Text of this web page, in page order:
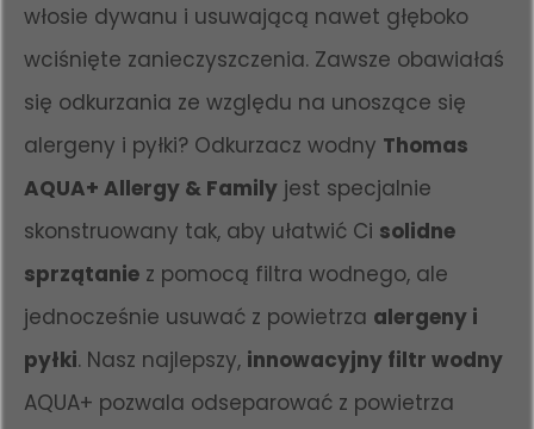
włosie dywanu i usuwającą nawet głęboko
wciśnięte zanieczyszczenia. Zawsze obawiałaś
się odkurzania ze względu na unoszące się
alergeny i pyłki? Odkurzacz wodny Thomas
AQUA+ Allergy & Family jest specjalnie
skonstruowany tak, aby ułatwić Ci solidne
sprzątanie z pomocą filtra wodnego, ale
jednocześnie usuwać z powietrza alergeny i
pyłki. Nasz najlepszy, innowacyjny filtr wodny
AQUA+ pozwala odseparować z powietrza